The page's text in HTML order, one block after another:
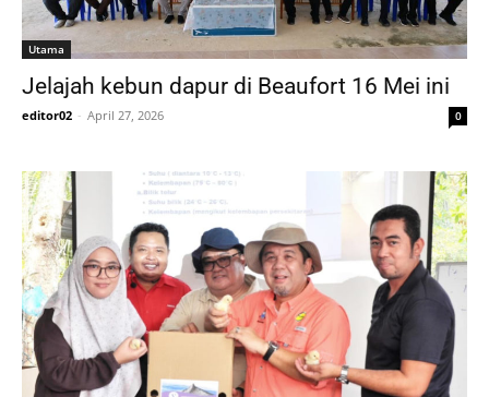
Utama
Jelajah kebun dapur di Beaufort 16 Mei ini
editor02 - April 27, 2026 0